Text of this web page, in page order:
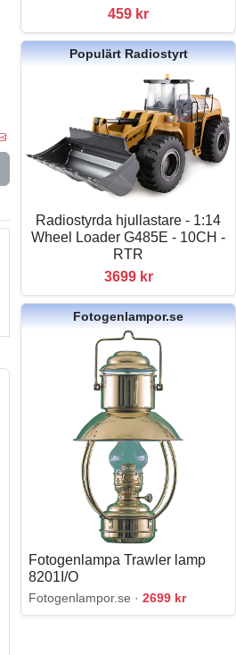
459 kr
Populärt Radiostyrt
Radiostyrda hjullastare - 1:14
Wheel Loader G485E - 10CH -
RTR
3699 kr
Fotogenlampor.se
Fotogenlampa Trawler lamp
8201I/O
Fotogenlampor.se ·2699 kr